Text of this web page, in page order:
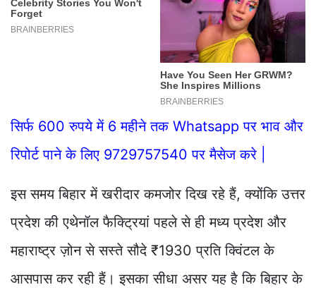
सिर्फ 600 रुपये में 6 महीने तक Whatsapp पर भाव और
रिपोर्ट पाने के लिए 9729757540 पर मैसेज करे |
इस समय बिहार में खरीदार कमजोर दिख रहे हैं, क्योंकि उत्तर
प्रदेश की एथेनॉल फैक्ट्रियां पहले से ही मध्य प्रदेश और
महाराष्ट्र ज़ोन से सस्ते सौदे ₹1930 प्रति क्विंटल के
आसपास कर रही हैं। इसका सीधा असर यह है कि बिहार के